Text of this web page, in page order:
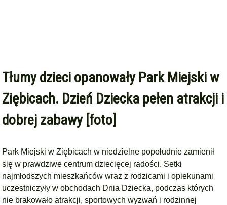
Tłumy dzieci opanowały Park Miejski w
Ziębicach. Dzień Dziecka pełen atrakcji i
dobrej zabawy [foto]
Park Miejski w Ziębicach w niedzielne popołudnie zamienił
się w prawdziwe centrum dziecięcej radości. Setki
najmłodszych mieszkańców wraz z rodzicami i opiekunami
uczestniczyły w obchodach Dnia Dziecka, podczas których
nie brakowało atrakcji, sportowych wyzwań i rodzinnej